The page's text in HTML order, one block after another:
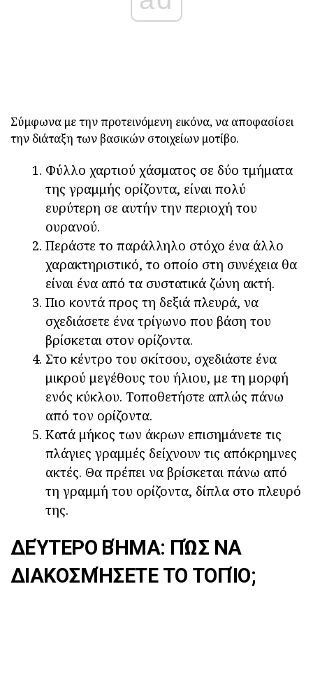
Σύμφωνα με την προτεινόμενη εικόνα, να αποφασίσει
την διάταξη των βασικών στοιχείων μοτίβο.
Φύλλο χαρτιού χάσματος σε δύο τμήματα
της γραμμής ορίζοντα, είναι πολύ
ευρύτερη σε αυτήν την περιοχή του
ουρανού.
Περάστε το παράλληλο στόχο ένα άλλο
χαρακτηριστικό, το οποίο στη συνέχεια θα
είναι ένα από τα συστατικά ζώνη ακτή.
Πιο κοντά προς τη δεξιά πλευρά, να
σχεδιάσετε ένα τρίγωνο που βάση του
βρίσκεται στον ορίζοντα.
Στο κέντρο του σκίτσου, σχεδιάστε ένα
μικρού μεγέθους του ήλιου, με τη μορφή
ενός κύκλου. Τοποθετήστε απλώς πάνω
από τον ορίζοντα.
Κατά μήκος των άκρων επισημάνετε τις
πλάγιες γραμμές δείχνουν τις απόκρημνες
ακτές. Θα πρέπει να βρίσκεται πάνω από
τη γραμμή του ορίζοντα, δίπλα στο πλευρό
της.
ΔΕΎΤΕΡΟ ΒΉΜΑ: ΠΏΣ ΝΑ
ΔΙΑΚΟΣΜΉΣΕΤΕ ΤΟ ΤΟΠΊΟ;